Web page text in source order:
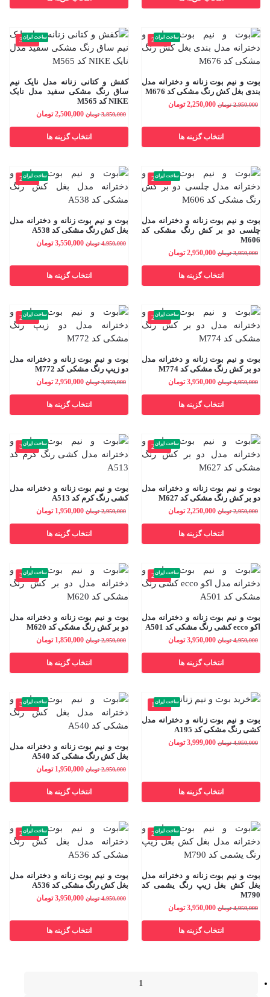
-24%
بوت و نیم بوت زنانه و دخترانه مدل
بندی بغل کش رنگ مشکی کد M676
2,950,000 تومان 2,250,000 تومان
ساخت ایران
انتخاب گزینه ها
-35%
کفش و کتانی زنانه مدل نایک نیم
ساق رنگ مشکی سفید مدل نایک
NIKE کد M565
3,850,000 تومان 2,500,000 تومان
ساخت ایران
انتخاب گزینه ها
-25%
بوت و نیم بوت زنانه و دخترانه مدل
چلسی دو بر کش رنگ مشکی کد
M606
3,950,000 تومان 2,950,000 تومان
ساخت ایران
انتخاب گزینه ها
-28%
بوت و نیم بوت زنانه و دخترانه مدل
بغل کش رنگ مشکی کد A538
4,950,000 تومان 3,550,000 تومان
ساخت ایران
انتخاب گزینه ها
-20%
بوت و نیم بوت زنانه و دخترانه مدل
دو بر کش رنگ مشکی کد M774
4,950,000 تومان 3,950,000 تومان
ساخت ایران
انتخاب گزینه ها
-25%
بوت و نیم بوت زنانه و دخترانه مدل
دو زیپ رنگ مشکی کد M772
3,950,000 تومان 2,950,000 تومان
ساخت ایران
انتخاب گزینه ها
-24%
بوت و نیم بوت زنانه و دخترانه مدل
دو بر کش رنگ مشکی کد M627
2,950,000 تومان 2,250,000 تومان
ساخت ایران
انتخاب گزینه ها
-34%
بوت و نیم بوت زنانه و دخترانه مدل
کشی رنگ کرم کد A513
2,950,000 تومان 1,950,000 تومان
ساخت ایران
انتخاب گزینه ها
-20%
بوت و نیم بوت زنانه و دخترانه مدل
اکو ecco کشی رنگ مشکی کد A501
4,950,000 تومان 3,950,000 تومان
ساخت ایران
انتخاب گزینه ها
-37%
بوت و نیم بوت زنانه و دخترانه مدل
دو بر کش رنگ مشکی کد M620
2,950,000 تومان 1,850,000 تومان
ساخت ایران
انتخاب گزینه ها
-19%
بوت و نیم بوت زنانه و دخترانه مدل
کشی رنگ مشکی کد A195
4,950,000 تومان 3,999,000 تومان
ساخت ایران
انتخاب گزینه ها
-34%
بوت و نیم بوت زنانه و دخترانه مدل
بغل کش رنگ مشکی کد A540
2,950,000 تومان 1,950,000 تومان
ساخت ایران
انتخاب گزینه ها
-20%
بوت و نیم بوت زنانه و دخترانه مدل
بغل کش بغل زیپ رنگ یشمی کد
M790
4,950,000 تومان 3,950,000 تومان
ساخت ایران
انتخاب گزینه ها
-20%
بوت و نیم بوت زنانه و دخترانه مدل
بغل کش رنگ مشکی کد A536
4,950,000 تومان 3,950,000 تومان
ساخت ایران
انتخاب گزینه ها
1